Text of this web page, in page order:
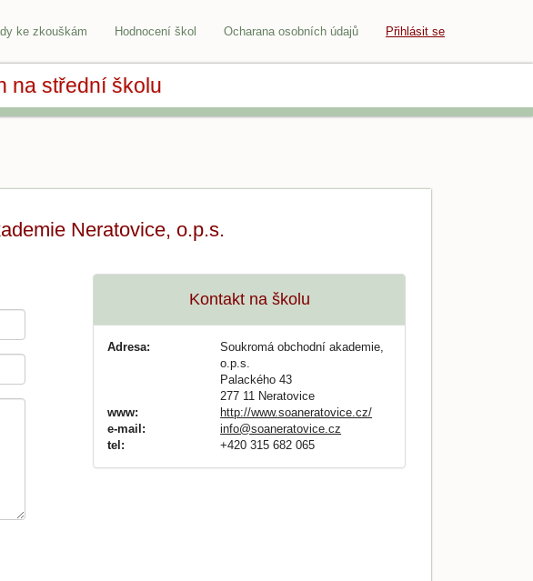
Přihlásit se
ke zkouškám Hodnocení škol Ocharana osobních údajů
na střední školu
Neratovice, o.p.s.
Kontakt na školu
Adresa:
Soukromá obchodní akademie,
o.p.s.
Palackého 43
277 11 Neratovice
www:
http://www.soaneratovice.cz/
e-mail:
info@soaneratovice.cz
tel:
+420 315 682 065